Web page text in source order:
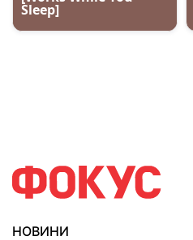
НОВИНИ